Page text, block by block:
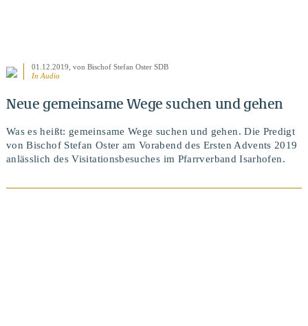
01.12.2019 , von Bischof Stefan Oster SDB
In Audio
Neue gemeinsame Wege suchen und gehen
Was es heißt: gemeinsame Wege suchen und gehen. Die Predigt
von Bischof Stefan Oster am Vorabend des Ersten Advents 2019
anlässlich des Visitationsbesuches im Pfarrverband Isarhofen.